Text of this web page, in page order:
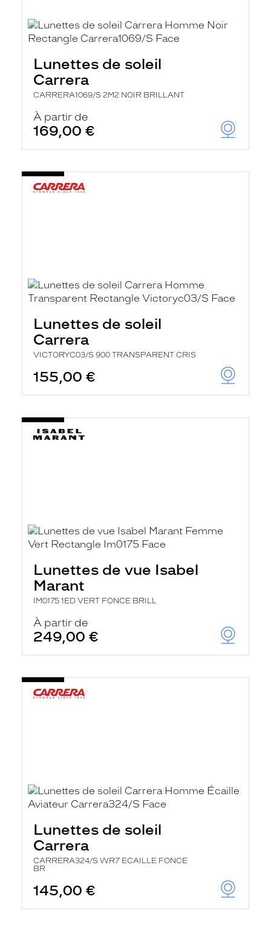
Lunettes de soleil
Carrera
CARRERA1069/S 2M2 NOIR BRILLANT
À partir de
169,00 €
Lunettes de soleil
Carrera
VICTORYC03/S 900 TRANSPARENT CRIS
155,00 €
Lunettes de vue Isabel
Marant
IM0175 1ED VERT FONCE BRILL
À partir de
249,00 €
Lunettes de soleil
Carrera
CARRERA324/S WR7 ECAILLE FONCE
BR
145,00 €